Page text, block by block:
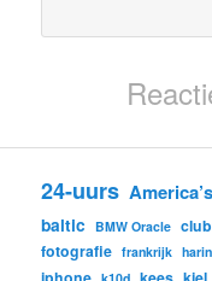
24-uurs
baltic BMW Oracle
fotografie frankrijk